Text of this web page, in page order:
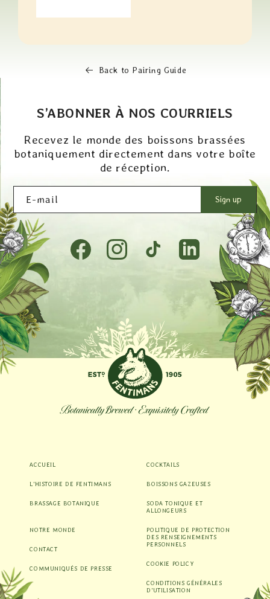
Back to Pairing Guide
S’ABONNER À NOS COURRIELS
Recevez le monde des boissons brassées
botaniquement directement dans votre boîte
de réception.
E-mail Sign up
FacebookInstagramTikTok Tumblr
ACCUEIL
L’HISTOIRE DE FENTIMANS
BRASSAGE BOTANIQUE
COCKTAILS
BOISSONS GAZEUSES
SODA TONIQUE ET
ALLONGEURS
NOTRE MONDE
CONTACT
COMMUNIQUÉS DE PRESSE
POLITIQUE DE PROTECTION
DES RENSEIGNEMENTS
PERSONNELS
COOKIE POLICY
CONDITIONS GÉNÉRALES
D’UTILISATION